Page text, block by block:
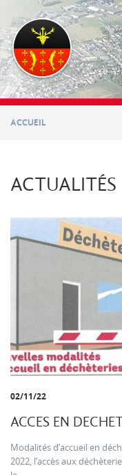
contenu
principal
ACCUEIL
ACTUALITÉS
02/11/22
ACCES EN
Modalités d’accueil en
2022, l’accès aux